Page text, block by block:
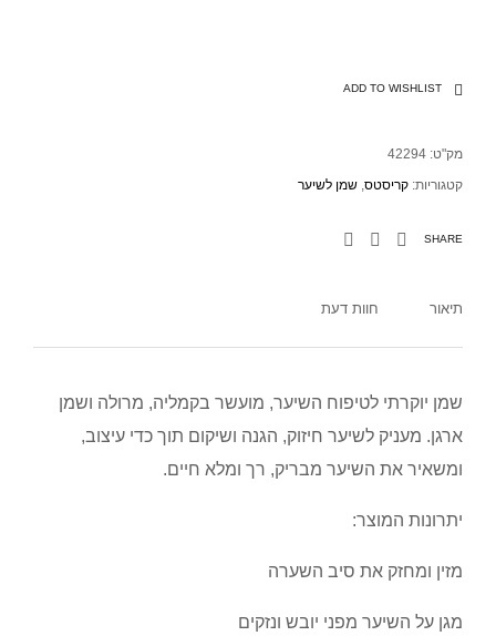
ADD TO WISHLIST
מק"ט: 42294
קטגוריות: קריסטס, שמן לשיער
SHARE
תיאור חוות דעת
שמן יוקרתי לטיפוח השיער, מועשר בקמליה, מרולה ושמן
ארגן. מעניק לשיער חיזוק, הגנה ושיקום תוך כדי עיצוב,
ומשאיר את השיער מבריק, רך ומלא חיים.
יתרונות המוצר:
מזין ומחזק את סיב השערה
מגן על השיער מפני יובש ונזקים